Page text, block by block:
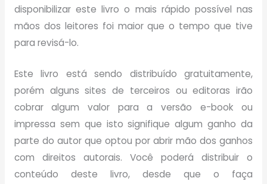
disponibilizar este livro o mais rápido possível nas
mãos dos leitores foi maior que o tempo que tive
para revisá-lo.
Este livro está sendo distribuído gratuitamente,
porém alguns sites de terceiros ou editoras irão
cobrar algum valor para a versão e-book ou
impressa sem que isto signifique algum ganho da
parte do autor que optou por abrir mão dos ganhos
com direitos autorais. Você poderá distribuir o
conteúdo deste livro, desde que o faça